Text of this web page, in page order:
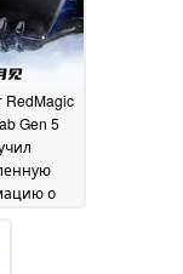
RedMagic
Gen 5
о